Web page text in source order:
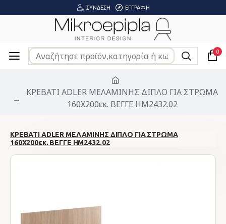
ΣΎΝΔΕΣΗ ΕΓΓΡΑΦΉ
0
ΚΡΕΒΑΤΙ ADLER ΜΕΛΑΜΙΝΗΣ ΔΙΠΛΟ ΓΙΑ ΣΤΡΩΜΑ
160Χ200εκ. ΒΕΓΓΕ HM2432.02
ΚΡΕΒΑΤΙ ADLER ΜΕΛΑΜΙΝΗΣ ΔΙΠΛΟ ΓΙΑ ΣΤΡΩΜΑ
160Χ200εκ. ΒΕΓΓΕ HM2432.02